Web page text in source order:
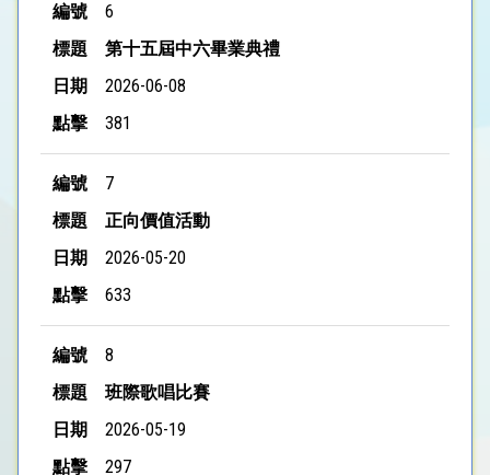
6
第十五屆中六畢業典禮
2026-06-08
381
7
正向價值活動
2026-05-20
633
8
班際歌唱比賽
2026-05-19
297